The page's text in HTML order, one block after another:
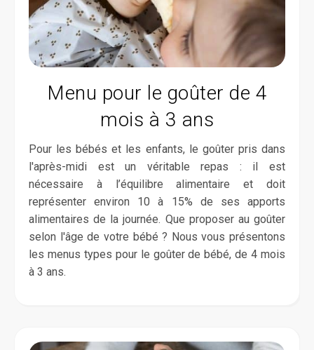
Menu pour le goûter de 4
mois à 3 ans
Pour les bébés et les enfants, le goûter pris dans
l'après-midi est un véritable repas : il est
nécessaire à l’équilibre alimentaire et doit
représenter environ 10 à 15% de ses apports
alimentaires de la journée. Que proposer au goûter
selon l'âge de votre bébé ? Nous vous présentons
les menus types pour le goûter de bébé, de 4 mois
à 3 ans.